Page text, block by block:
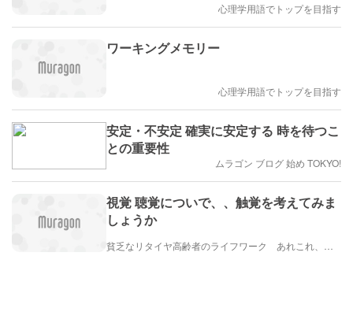
心理学用語でトップを目指す
ワーキングメモリー
心理学用語でトップを目指す
安定・不安定 確実に安定する 時を待つこ
との重要性
ムラゴン ブログ 始め TOKYO!
視覚 聴覚についで、、触覚を考えてみま
しょうか